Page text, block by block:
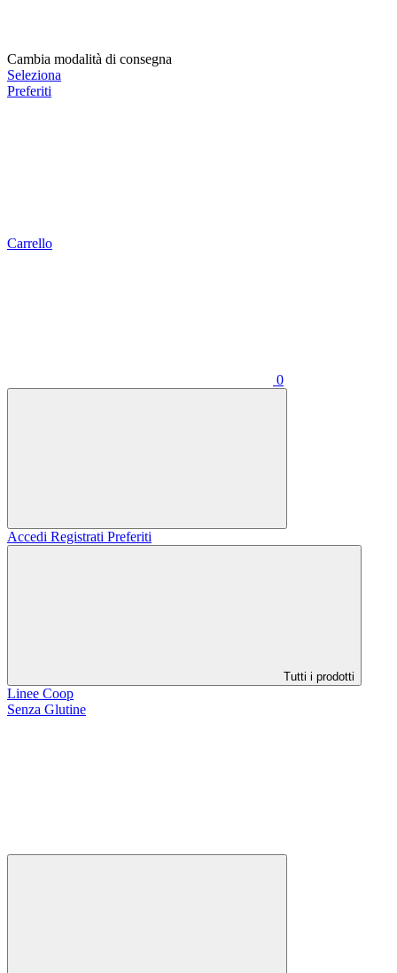
Cambia modalità di consegna
Seleziona
Preferiti
Carrello
0
Accedi Registrati Preferiti
Tutti i prodotti
Linee Coop
Senza Glutine